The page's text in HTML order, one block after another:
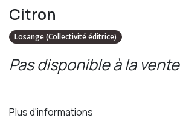
Citron
Losange (Collectivité éditrice)
Pas disponible à la vente
Plus d'informations